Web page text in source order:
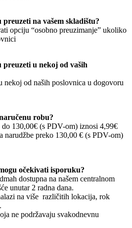
na vašem skladištu?
opciju “osobno preuzimanje” ukoliko
u nekoj od vaših
nekoj od naših poslovnica u dogovoru
robu?
do 130,00€ (s PDV-om) iznosi 4,99€
narudžbe preko 130,00 € (s PDV-om)
očekivati isporuku?
dostupna na našem centralnom
unutar 2 radna dana.
na više različitih lokacija, rok
ne podržavaju svakodnevnu